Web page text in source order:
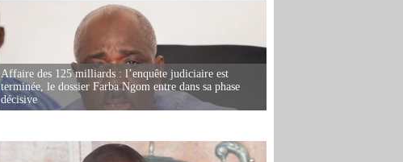
Affaire des 125 milliards : l’enquête judiciaire est
terminée, le dossier Farba Ngom entre dans sa phase
décisive